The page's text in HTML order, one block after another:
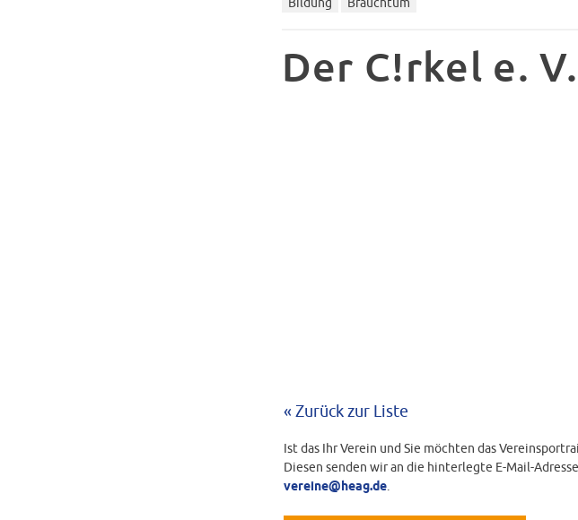
Der C!rkel e. V.
« Zurück zur Liste
Ist das Ihr Verein und Sie möchten das
Diesen senden wir an die hinterlegte E-Mail-
vereine@heag.de.